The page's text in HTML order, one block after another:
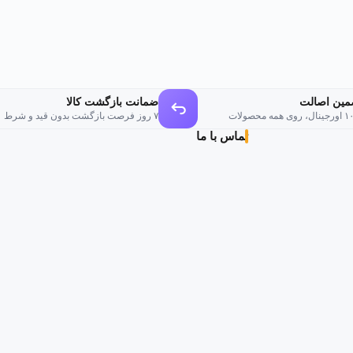
اصالت
محصولات
ضمانت بازگشت کالا
۷ روز فرصت بازگشت بدون قید و شرط
تماس با ما